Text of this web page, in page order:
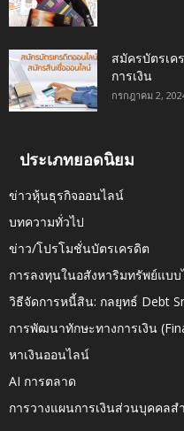
สมัครบัตรเค
การเงิน
กรกฎาคม 2,
ประเภทยอดนิยม
ข่าวหุ้นธุรกิจออนไลน์
บทความทั่วไป
ข่าว/โปรโมชั่นบัตรเครดิต
การลงทุนในอสังหาริมทรัพย์แบบ
วิธีจัดการหนี้สิน: กลยุทธ์ Debt
การพัฒนาทักษะทางการเงิน
หาเงินออนไลน์
AI การตลาด
การวางแผนการเงินส่วนบุคคลส